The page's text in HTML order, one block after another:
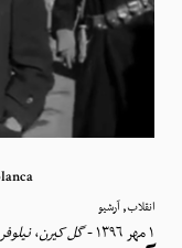
انقلاب, آرشیو
١ مهر ١٣٩٦ -گل کیرن،